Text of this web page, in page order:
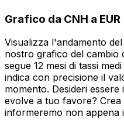
Grafico da CNH a EUR
Visualizza l'andamento
nostro grafico del cambio
segue 12 mesi di tassi
indica con precisione il
momento. Desideri
evolve a tuo favore?
informeremo non appena